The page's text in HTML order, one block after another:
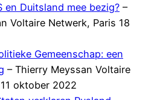
en Duitsland mee bezig? –
Voltaire Netwerk, Paris 18
Gemeenschap: een
– Thierry Meyssan Voltaire
oktober 2022